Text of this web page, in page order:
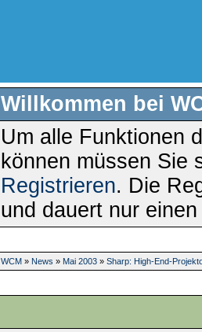
Willkommen bei
Um alle Funktionen
können müssen Sie
Registrieren. Die
und dauert nur
WCM» News » Mai 2003» Sharp: High-End-